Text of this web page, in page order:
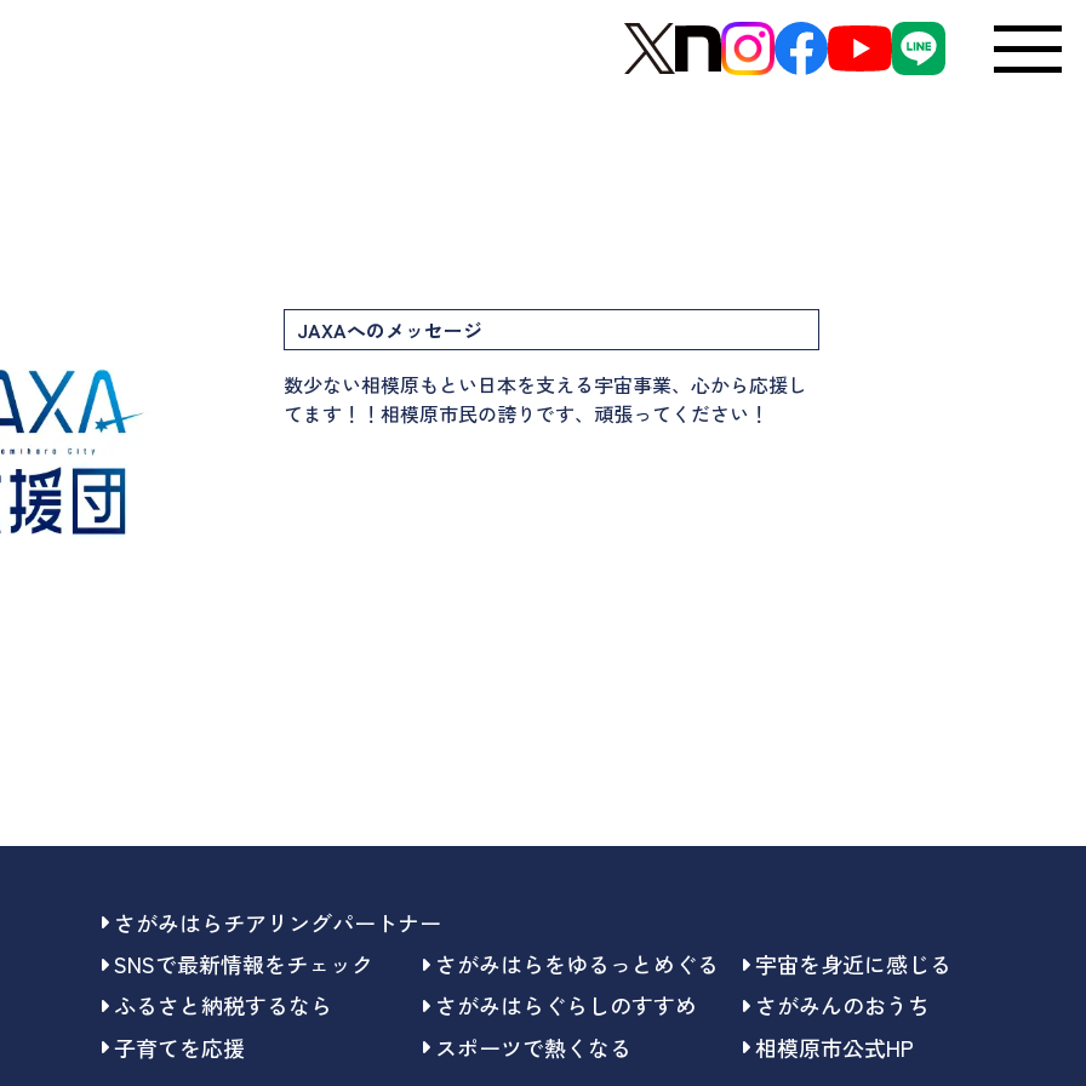
JAXAへのメッセージ
数少ない相模原もとい日本を支える宇宙事業、心から応援し
てます！！相模原市民の誇りです、頑張ってください！
さがみはらチアリングパートナー
SNSで最新情報をチェック
さがみはらをゆるっとめぐる
宇宙を身近に感じる
ふるさと納税するなら
さがみはらぐらしのすすめ
さがみんのおうち
子育てを応援
スポーツで熱くなる 相模原市公式HP